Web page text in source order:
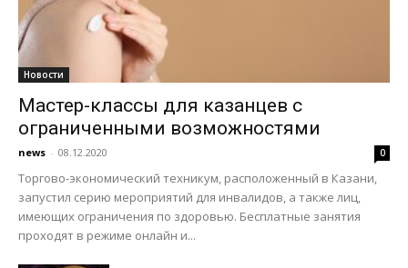
Новости
Мастер-классы для казанцев с
ограниченными возможностями
news - 08.12.2020 0
Торгово-экономический техникум, расположенный в Казани,
запустил серию мероприятий для инвалидов, а также лиц,
имеющих ограничения по здоровью. Бесплатные занятия
проходят в режиме онлайн и...